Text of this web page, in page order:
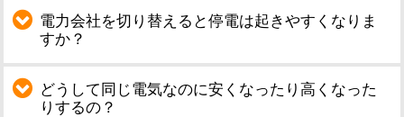
電力会社を切り替えると停電は起きやすくなりま
すか？
どうして同じ電気なのに安くなったり高くなった
りするの？